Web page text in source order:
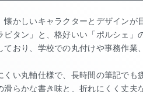
かしいキャラクターとデザインが
タン」と、格好いい「ポルシェ」
おり、学校での丸付けや事務作業
い丸軸仕様で、長時間の筆記でも
らかな書き味と、折れにくく丈夫